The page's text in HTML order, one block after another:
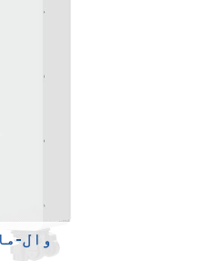
وال-ماونٹیڈ ESS